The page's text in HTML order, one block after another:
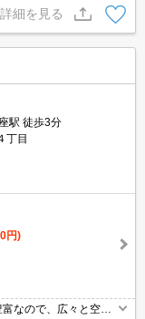
ックなどを設置してい
ー付き物件です。
詳細を見る
駅 徒歩3分
丁目
円)
なので、広々と空間